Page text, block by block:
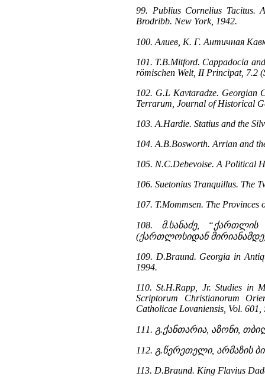
99. Publius Cornelius Tacitus.
Brodribb. New York, 1942.
100. Алиев, К. Г. Античная
101. T.B.Mitford. Cappadocia
römischen Welt, II Principat, 7.2
102. G.L Kavtaradze. Georgian
Terrarum, Journal of Historical
103. A.Hardie. Statius and the
104. A.B.Bosworth. Arrian and
105. N.C.Debevoise. A Political
106. Suetonius Tranquillus. The
107. T.Mommsen. The
108. მ.სანაძე,
(ქართლოსიდან
109. D.Braund. Georgia in
1994.
110. St.H.Rapp, Jr. Studies in
Scriptorum Christianorum
Catholicae Lovaniensis, Vol.
111. გ.ქანთარია, აზონი,
112. გ.წერეთელი, არმაზის
113. D.Braund. King Flavius